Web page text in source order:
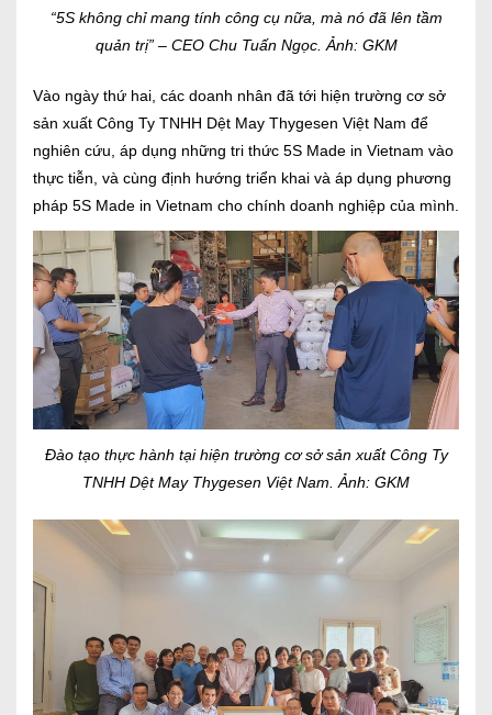
“5S không chỉ mang tính công cụ nữa, mà nó đã lên tầm
quản trị” – CEO Chu Tuấn Ngọc. Ảnh: GKM
Vào ngày thứ hai, các doanh nhân đã tới hiện trường cơ sở
sản xuất Công Ty TNHH Dệt May Thygesen Việt Nam để
nghiên cứu, áp dụng những tri thức 5S Made in Vietnam vào
thực tiễn, và cùng định hướng triển khai và áp dụng phương
pháp 5S Made in Vietnam cho chính doanh nghiệp của mình.
Đào tạo thực hành tại hiện trường cơ sở sản xuất Công Ty
TNHH Dệt May Thygesen Việt Nam. Ảnh: GKM